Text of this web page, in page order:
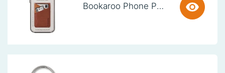
Bookaroo Phone Pocket - Brown